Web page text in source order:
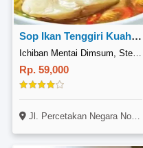
Sop Ikan Tenggiri Kuah Tomyam
Rp. 59,000
Jl. Percetakan Negara No. 27A, Cempaka Putih, Jakarta